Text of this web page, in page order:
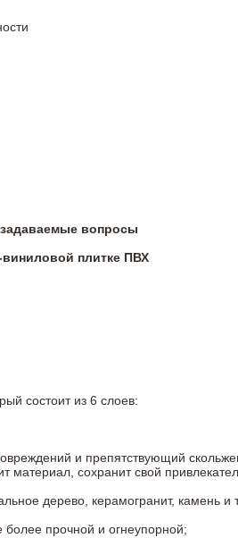
вопросы
виниловой плитке ПВХ
состоит из 6 слоев:
и препятствующий
материал, сохранит свой
дерево, керамогранит, камень и
прочной и огнеупорной;